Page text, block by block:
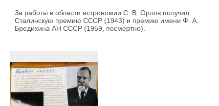
За работы в области астрономии С. В. Орлов получил
Сталинскую премию СССР (1943) и премию имени Ф. А.
Бредихина АН СССР (1959, посмертно).